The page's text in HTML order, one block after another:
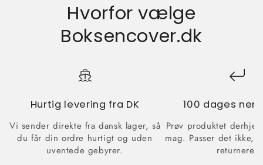
Hvorfor vælge
Boksencover.dk
Hurtig levering fra DK
Vi sender direkte fra dansk lager, så
du får din ordre hurtigt og uden
uventede gebyrer.
100 dages
Prøv produktet
mag. Passer det ikke,
returnere.